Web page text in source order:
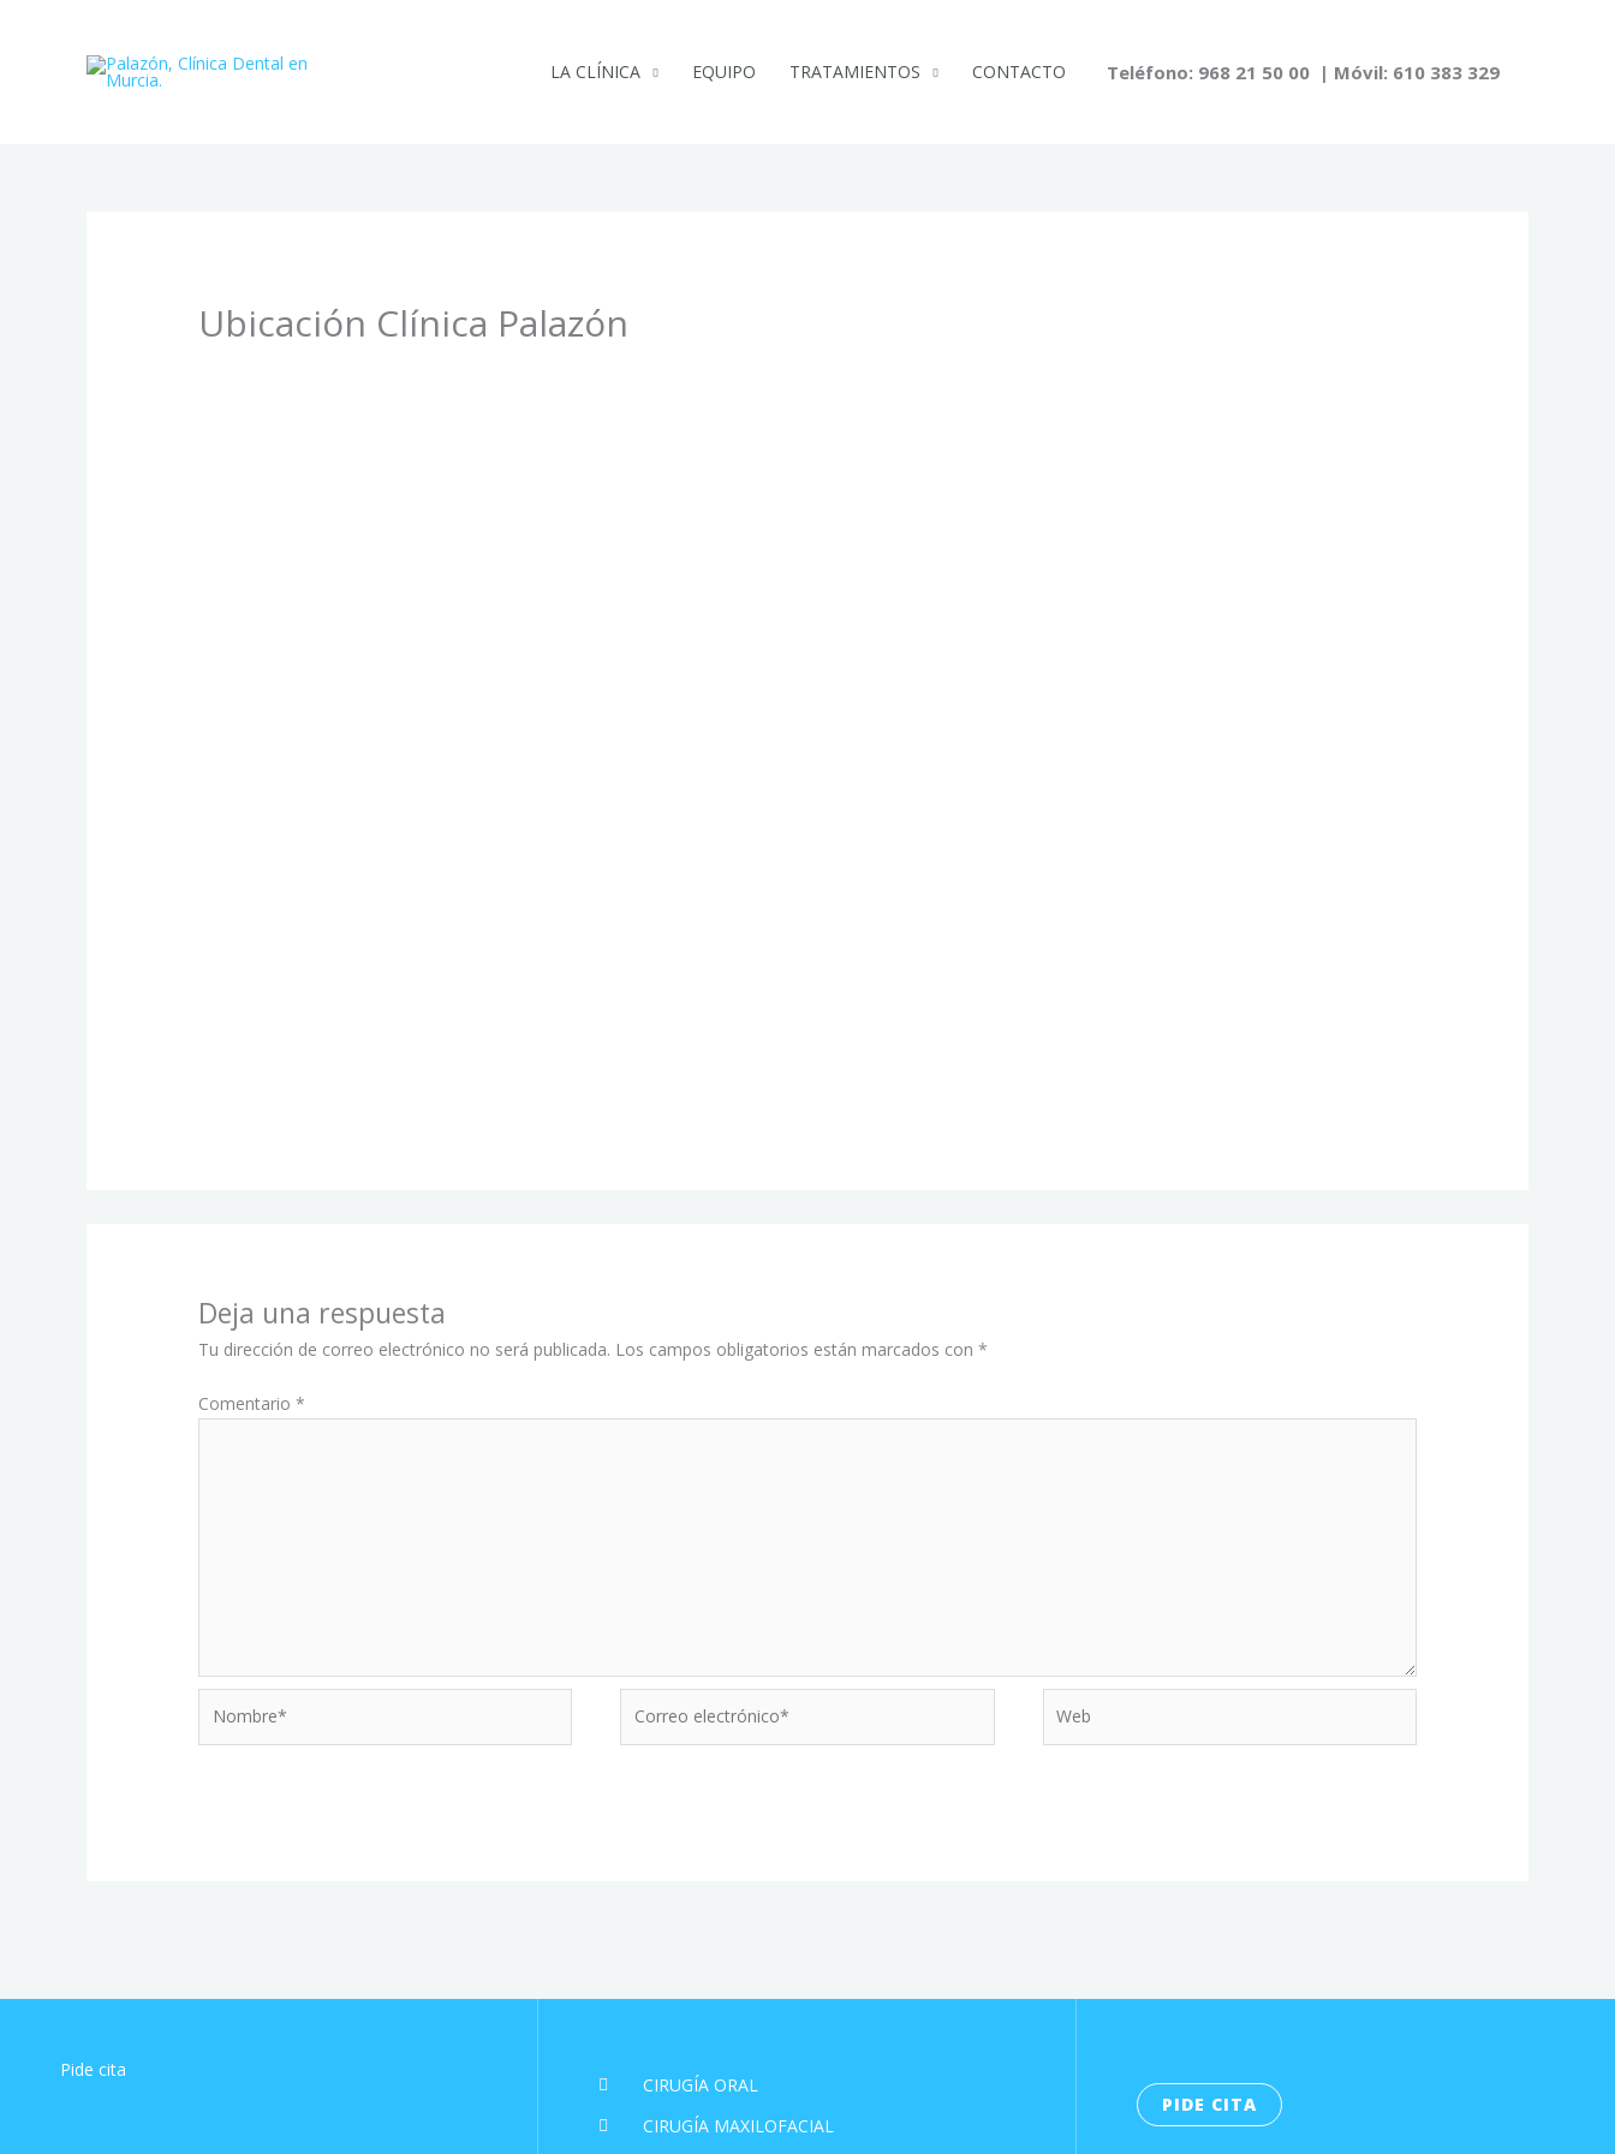
LA CLÍNICA EQUIPO TRATAMIENTOS CONTACTO Teléfono: 968 21 50 00 | Móvil: 610 383 329
Ubicación Clínica Palazón
Deja una respuesta
Tu dirección de correo electrónico no será publicada. Los campos obligatorios están marcados con*
Comentario*
electrónico*
Pide cita
CIRUGÍA ORAL
CIRUGÍA MAXILOFACIAL
PIDE CITA